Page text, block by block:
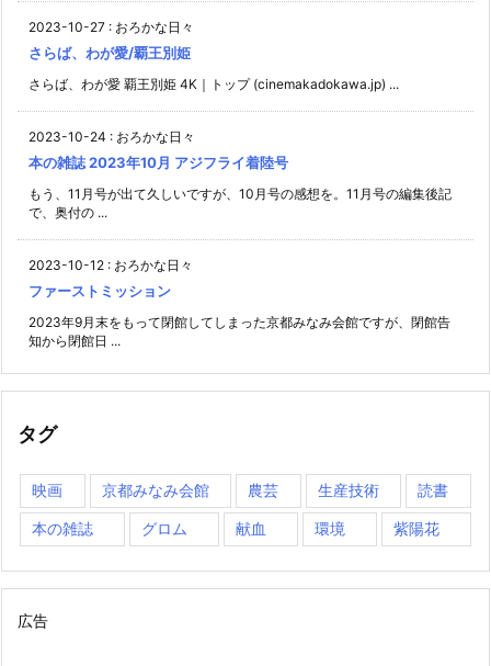
2023-10-27 : おろかな日々
さらば、わが愛/覇王別姫
さらば、わが愛 覇王別姫 4K｜トップ (cinemakadokawa.jp) ...
2023-10-24 : おろかな日々
本の雑誌 2023年10月 アジフライ着陸号
もう、11月号が出て久しいですが、10月号の感想を。11月号の編集後記
で、奥付の ...
2023-10-12 : おろかな日々
ファーストミッション
2023年9月末をもって閉館してしまった京都みなみ会館ですが、閉館告
知から閉館日 ...
タグ
映画 京都みなみ会館 農芸 生産技術 読書
本の雑誌 グロム 献血 環境 紫陽花
広告